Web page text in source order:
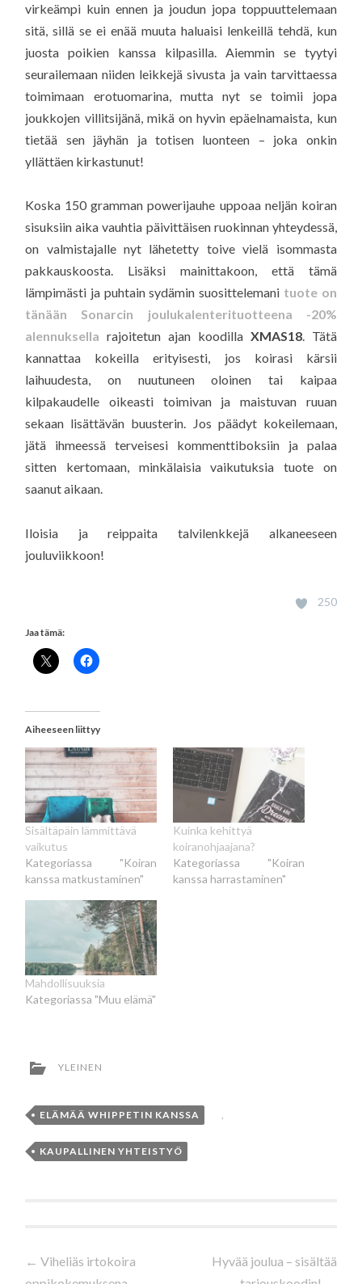
virkeämpi kuin ennen ja joudun jopa toppuuttelemaan
sitä, sillä se ei enää muuta haluaisi lenkeillä tehdä, kun
juosta poikien kanssa kilpasilla. Aiemmin se tyytyi
seurailemaan niiden leikkejä sivusta ja vain tarvittaessa
toimimaan erotuomarina, mutta nyt se toimii jopa
joukkojen villitsijänä, mikä on hyvin epäelnamaista, kun
tietää sen jäyhän ja totisen luonteen – joka onkin
yllättäen kirkastunut!
Koska 150 gramman powerijauhe uppoaa neljän koiran
sisuksiin aika vauhtia päivittäisen ruokinnan yhteydessä,
on valmistajalle nyt lähetetty toive vielä isommasta
pakkauskoosta. Lisäksi mainittakoon, että tämä
lämpimästi ja puhtain sydämin suosittelemani tuote on
tänään Sonarcin joulukalenterituotteena -20%
alennuksella rajoitetun ajan koodilla XMAS18. Tätä
kannattaa kokeilla erityisesti, jos koirasi kärsii
laihuudesta, on nuutuneen oloinen tai kaipaa
kilpakaudelle oikeasti toimivan ja maistuvan ruuan
sekaan lisättävän buusterin. Jos päädyt kokeilemaan,
jätä ihmeessä terveisesi kommenttiboksiin ja palaa
sitten kertomaan, minkälaisia vaikutuksia tuote on
saanut aikaan.
Iloisia ja reippaita talvilenkkejä alkaneeseen
jouluviikkoon!
250
Jaa tämä:
Aiheeseen liittyy
Sisältäpäin lämmittävä
vaikutus
Kategoriassa "Koiran
kanssa matkustaminen"
Kuinka kehittyä
koiranohjaajana?
Kategoriassa "Koiran
kanssa harrastaminen"
Mahdollisuuksia
Kategoriassa "Muu elämä"
YLEINEN
ELÄMÄÄ WHIPPETIN KANSSA ,
KAUPALLINEN YHTEISTYÖ
Artikkelien
← Viheliäs irtokoira
Hyvää joulua – sisältää